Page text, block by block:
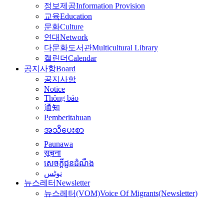
정보제공Information Provision
교육Education
문화Culture
연대Network
다문화도서관Multicultural Library
캘린더Calendar
공지사항Board
공지사항
Notice
Thông báo
通知
Pemberitahuan
အသိပေးစာ
Paunawa
सूचना
សេចក្តីជូនដំណឹង
نوٹس
뉴스레터Newsletter
뉴스레터(VOM)Voice Of Migrants(Newsletter)